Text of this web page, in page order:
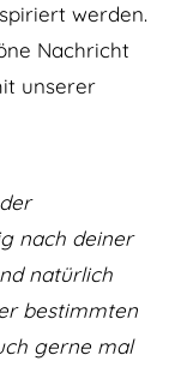
werden.
Nachricht
unserer
nach deiner
natürlich
bestimmten
gerne mal